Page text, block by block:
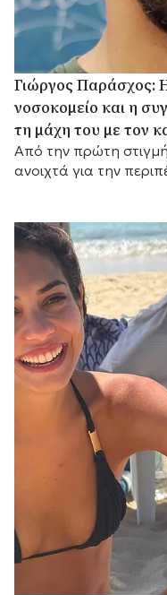
Γιώργος Παράσχος:
νοσοκομείο και η
τη μάχη του με τον
Από την πρώτη στιγμή
ανοιχτά για την